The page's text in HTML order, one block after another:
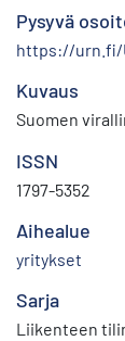
Pysyvä
https://urn.fi/
Kuvaus
Suomen
ISSN
1797-5352
Aihealue
yritykset
Sarja
Liikenteen